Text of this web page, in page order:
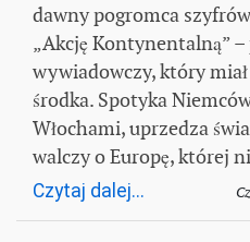
dawny pogromca
„Akcję Kontynentalną”
wywiadowczy, który
środka. Spotyka
Włochami, uprzedza
walczy o Europę, której
Czytaj dalej...